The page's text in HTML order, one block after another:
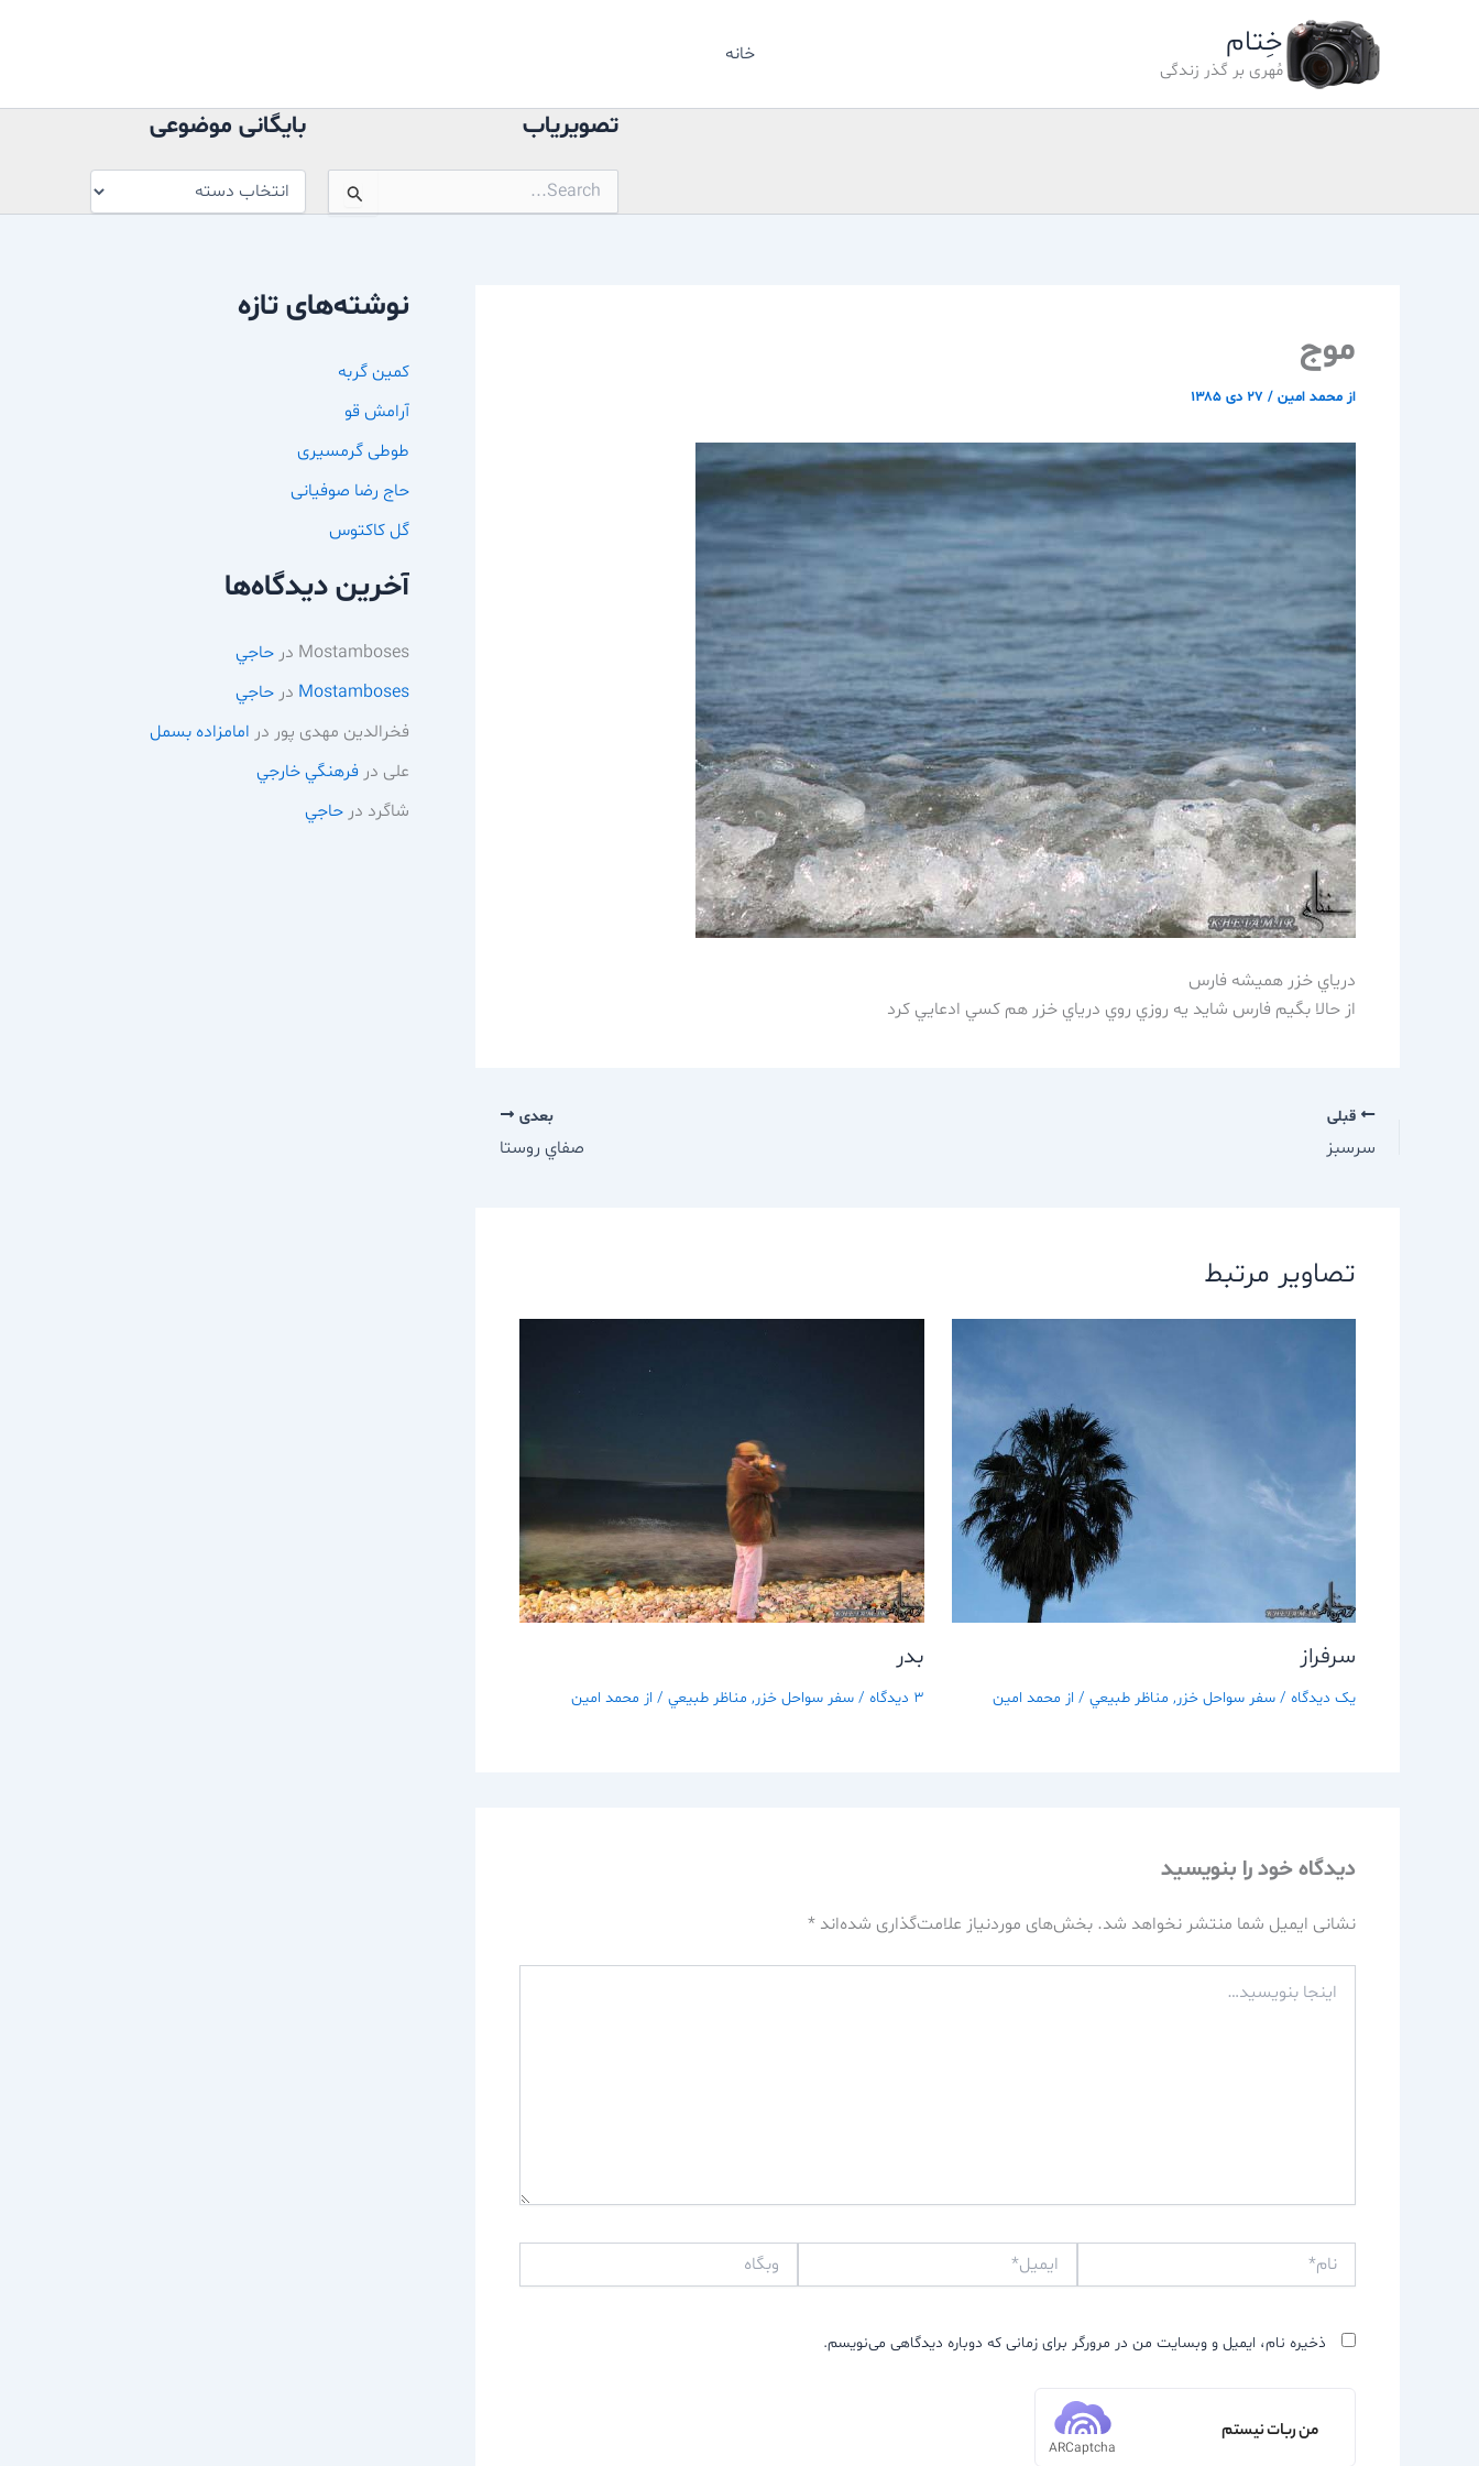
خِتام
مُهری بر گذر زندگی
خانه
تصویریاب
جستجو
برای:
بایگانی موضوعی
موج
از محمد امین / ۲۷ دی ۱۳۸۵
درياي خزر هميشه فارس
از حالا بگيم فارس شايد يه روزي روي درياي خزر هم كسي ادعايي كرد
قبلی
سرسبز
بعدی
صفاي روستا
تصاویر مرتبط
سرفراز
یک دیدگاه / سفر سواحل خزر, مناظر طبيعي / از محمد امین
بدر
3 دیدگاه /سفر سواحل خزر, مناظر طبيعي / از محمد امین
دیدگاه‌ خود را بنویسید
نشانی ایمیل شما منتشر نخواهد شد. بخش‌های موردنیاز علامت‌گذاری شده‌اند *
بنویسید…
ذخیره نام، ایمیل و وبسایت من در مرورگر برای زمانی که دوباره دیدگاهی می‌نویسم.
من ربات نیستم
ARCaptcha
نوشته‌های تازه
کمین گربه
آرامش قو
طوطی گرمسیری
حاج رضا صوفیانی
گل کاکتوس
آخرین دیدگاه‌ها
Mostamboses در حاجي
Mostamboses در حاجي
فخرالدین مهدی پور در امامزاده بسمل
علی در فرهنگي خارجي
شاگرد در حاجي